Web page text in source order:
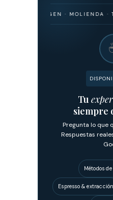
ORIGEN · MOLIENDA ·
Tu
siempre
Pregunta lo que
Respuestas
Métodos
Espresso & extracción